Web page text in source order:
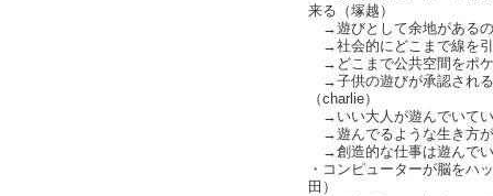
来る（塚越）
→遊びとして余地がある
→社会的にどこまで線を
→どこまで公共空間をポケ
→子供の遊びが承認される
（charlie）
→いい大人が遊んでいて
→遊んでるような生き方
→創造的な仕事は遊んで
・コンピューターが脳をハ
田）